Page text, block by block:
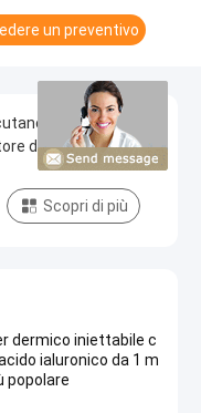
un preventivo
dell'acido
del gel di
unita con legami
Scopri di più
dermico iniettabile c
ialuronico da 1 m
popolare